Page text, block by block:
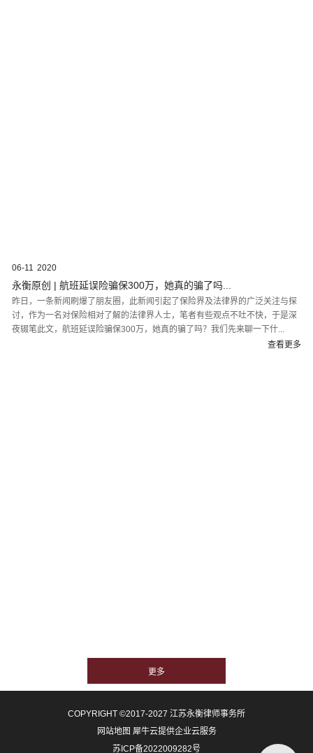
06-11 2020
永衡原创 | 航班延误险骗保300万，她真的骗了吗...
昨日，一条新闻刷爆了朋友圈，此新闻引起了保险界及法律界的广泛关注与探
讨，作为一名对保险相对了解的法律界人士，笔者有些观点不吐不快，于是深
夜辍笔此文，航班延误险骗保300万，她真的骗了吗？我们先来聊一下什...
查看更多
COPYRIGHT ©2017-2027 江苏永衡律师事务所
网站地图 犀牛云提供企业云服务
苏ICP备2022009282号